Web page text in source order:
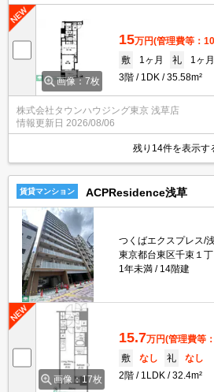
画像：7枚
15万円(管理費等：
敷
1ヶ月 礼
1ヶ月
3階
1DK 35.58m²
株式会社タウンハウジング東京 浅草店
情報更新日 2026/08/06
残り14件を表示す
賃貸マンション ACPResidence浅草
つくばエクスプレス/
東京都台東区千束１丁
1年未満
14階建
画像：17枚
15.7万円(管理費等
敷
なし 礼
なし
2階
1LDK 32.4m²